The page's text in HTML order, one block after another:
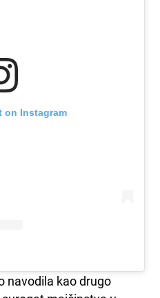
on Instagram
navodila kao drugo